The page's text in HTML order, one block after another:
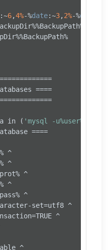
:~6,4%-%date:~3,2%-%date
====
in ( 'mysql -u%user% -